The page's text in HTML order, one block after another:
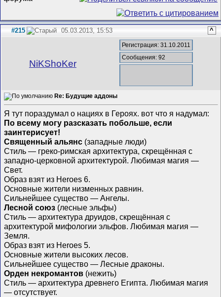
#215 05.03.2013, 15:53 ^
NiKShoKer
Регистрация: 31.10.2011
Сообщения: 92
Re: Будущие аддоны
Я тут пораздумал о нациях в Героях. вот что я надумал:
По всему могу разсказать побольше, если
заинтерисует!
Священный альянс (западные люди)
Стиль — греко-римская архитектура, скрещённая с
западно-церковной архитектурой. Любимая магия —
Свет.
Образ взят из Heroes 6.
Основные жители низменных равнин.
Сильнейшее существо — Ангелы.
Лесной союз (лесные эльфы)
Стиль — архитектура друидов, скрещённая с
архитектурой мифологии эльфов. Любимая магия —
Земля.
Образ взят из Heroes 5.
Основные жители высоких лесов.
Сильнейшее существо — Лесные драконы.
Орден некромантов (нежить)
Стиль — архитектура древнего Египта. Любимая магия
— отсутствует.